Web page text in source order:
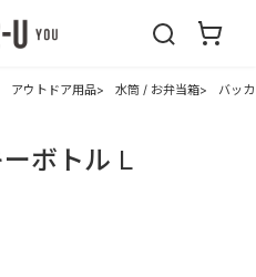
アウトドア用品 水筒 / お弁当箱 バッ
ボトル L